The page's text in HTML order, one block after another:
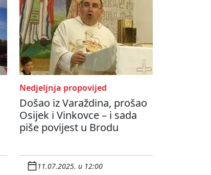
Nedjeljnja propovijed
Došao iz Varaždina, prošao
Osijek i Vinkovce – i sada
piše povijest u Brodu
11.07.2025. u 12:00